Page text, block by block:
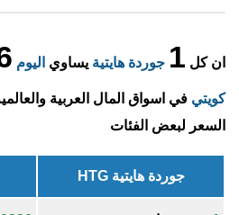
ان كل 1 جوردة هايتية يساوي اليوم
كويتي في اسواق المال العربية
السعر لبعض الفئات
جوردة هايتية HTG